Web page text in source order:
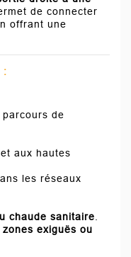
de connecter
offrant une
:
de
aux hautes
les réseaux
chaude sanitaire.
zones exiguës ou